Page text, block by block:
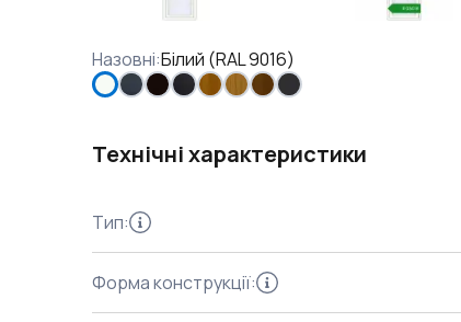
Назовні:Білий (RAL 9016)
Технічні характеристики
Тип:
Форма конструкції: